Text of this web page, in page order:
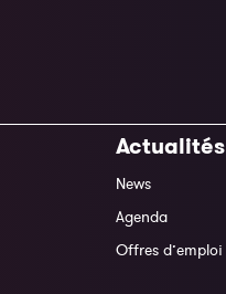
Actualités
News
Agenda
Offres d’emploi